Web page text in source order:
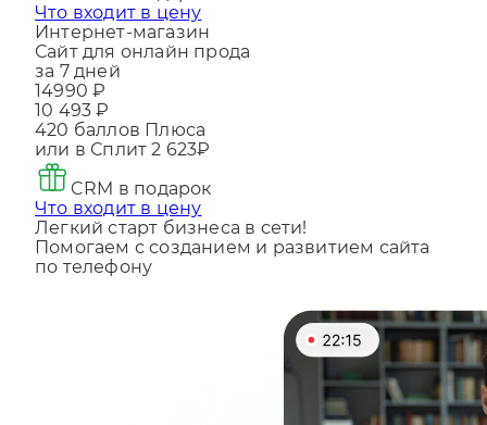
CRM в подарок
Что входит в цену
Интернет-магазин
Сайт для онлайн прода
за 7 дней
14990 ₽
10 493 ₽
420 баллов Плюса
или в Сплит
CRM в подарок
Что входит в цену
Легкий старт бизнеса в сети!
Помогаем с созданием и развитием сайта